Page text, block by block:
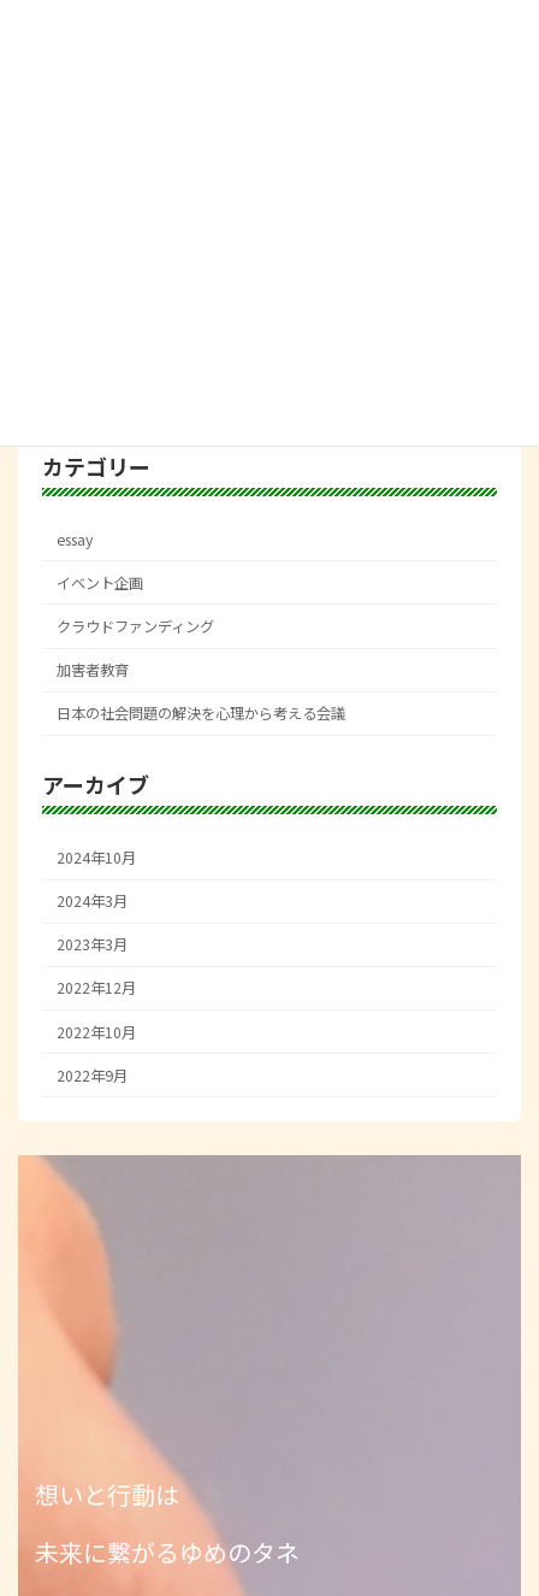
カテゴリー
essay
イベント企画
クラウドファンディング
加害者教育
日本の社会問題の解決を心理から考える会議
アーカイブ
2024年10月
2024年3月
2023年3月
2022年12月
2022年10月
2022年9月
想いと行動は
未来に繋がるゆめのタネ